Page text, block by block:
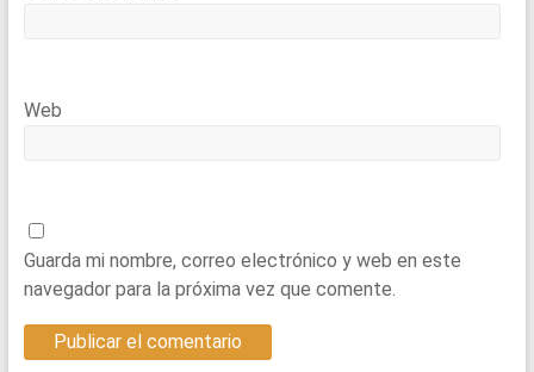
Web
Guarda mi nombre, correo electrónico y web en este
navegador para la próxima vez que comente.